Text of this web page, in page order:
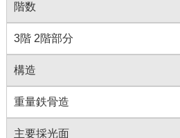
階数
3階 2階部分
構造
重量鉄骨造
主要採光面